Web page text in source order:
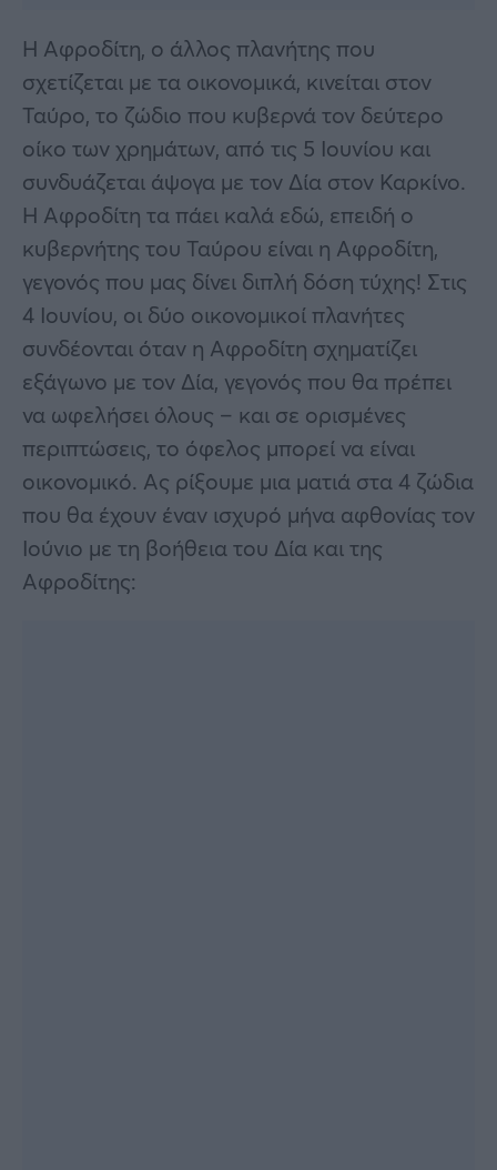
Η Αφροδίτη, ο άλλος πλανήτης που
σχετίζεται με τα οικονομικά, κινείται στον
Ταύρο, το ζώδιο που κυβερνά τον δεύτερο
οίκο των χρημάτων, από τις 5 Ιουνίου και
συνδυάζεται άψογα με τον Δία στον Καρκίνο.
Η Αφροδίτη τα πάει καλά εδώ, επειδή ο
κυβερνήτης του Ταύρου είναι η Αφροδίτη,
γεγονός που μας δίνει διπλή δόση τύχης! Στις
4 Ιουνίου, οι δύο οικονομικοί πλανήτες
συνδέονται όταν η Αφροδίτη σχηματίζει
εξάγωνο με τον Δία, γεγονός που θα πρέπει
να ωφελήσει όλους – και σε ορισμένες
περιπτώσεις, το όφελος μπορεί να είναι
οικονομικό. Ας ρίξουμε μια ματιά στα 4 ζώδια
που θα έχουν έναν ισχυρό μήνα αφθονίας τον
Ιούνιο με τη βοήθεια του Δία και της
Αφροδίτης: